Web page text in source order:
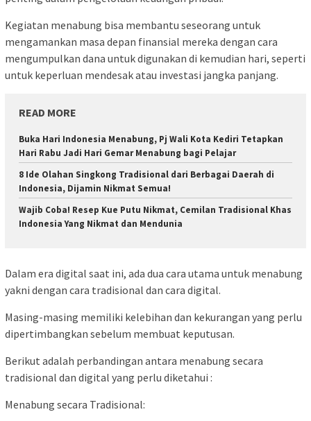
Kegiatan menabung bisa membantu seseorang untuk
mengamankan masa depan finansial mereka dengan cara
mengumpulkan dana untuk digunakan di kemudian hari, seperti
untuk keperluan mendesak atau investasi jangka panjang.
READ MORE
Buka Hari Indonesia Menabung, Pj Wali Kota Kediri Tetapkan
Hari Rabu Jadi Hari Gemar Menabung bagi Pelajar
8 Ide Olahan Singkong Tradisional dari Berbagai Daerah di
Indonesia, Dijamin Nikmat Semua!
Wajib Coba! Resep Kue Putu Nikmat, Cemilan Tradisional Khas
Indonesia Yang Nikmat dan Mendunia
Dalam era digital saat ini, ada dua cara utama untuk menabung
yakni dengan cara tradisional dan cara digital.
Masing-masing memiliki kelebihan dan kekurangan yang perlu
dipertimbangkan sebelum membuat keputusan.
Berikut adalah perbandingan antara menabung secara
tradisional dan digital yang perlu diketahui :
Menabung secara Tradisional: